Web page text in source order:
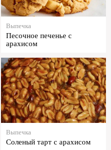
Выпечка
Песочное печенье с
арахисом
Выпечка
Соленый тарт с арахисом